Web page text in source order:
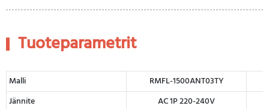
Tuoteparametrit
Malli
RMFL-1500ANT03TY
Jännite
AC 1P 220-240V